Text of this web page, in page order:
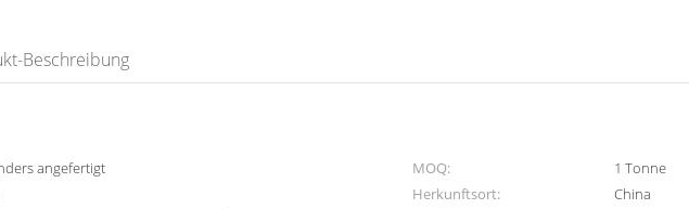
Beschreibung
angefertigt MOQ:
1 Tonne
Herkunftsort:
China